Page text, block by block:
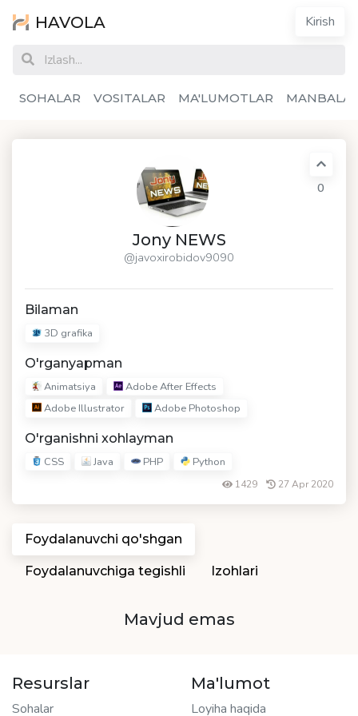
HAVOLA Kirish
SOHALAR VOSITALAR MA'LUMOTLAR
Jony NEWS
@javoxirobidov9090
0
Bilaman
3D grafika
O'rganyapman
Animatsiya
Adobe After Effects
Adobe Illustrator
Adobe Photoshop
O'rganishni xohlayman
CSS Java PHP Python
1429 27 Apr 2020
Foydalanuvchi qo'shgan
Foydalanuvchiga tegishli Izohlari
Mavjud emas
Resurslar
Sohalar
Ma'lumot
Loyiha haqida